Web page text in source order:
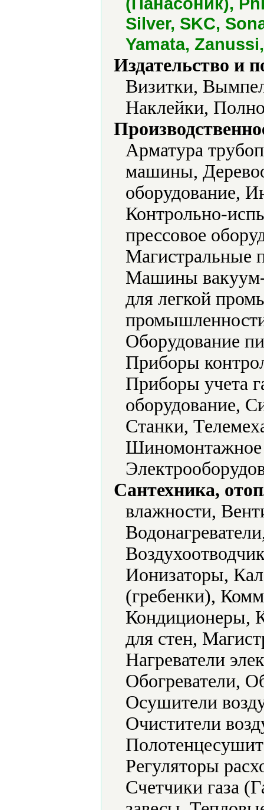
Silver, SKC,
Yamata,
Издательство и
Визитки,
Наклейки,
Арматура
машины,
оборудование,
Контрольно-
прессовое
Магистральные
Машины вакуум-
для легкой
Оборудование
Приборы
Приборы учета
оборудование,
Станки,
Шиномонтажное
Сантехника,
влажности,
Ионизаторы,
(гребенки),
Кондиционеры,
для стен,
Нагреватели
Обогреватели,
Осушители
Очистители
Регуляторы
Счетчики газа